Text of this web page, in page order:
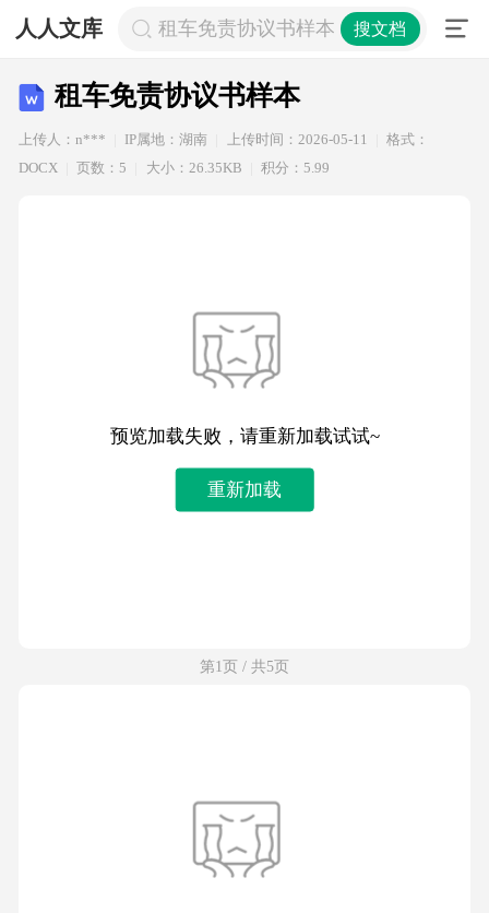
人人文库 租车免责协议书样本 搜文档
租车免责协议书样本
上传人：n*** IP属地：湖南 上传时间：2026-05-11
格式：
DOCX
页数：5 大小：26.35KB 积分：5.99
预览加载失败，请重新加载试试~
重新加载
第1页 / 共5页